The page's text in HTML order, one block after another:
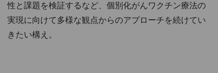
性と課題を検証するなど、個別化がんワクチン療法の
実現に向けて多様な観点からのアプローチを続けてい
きたい構え。